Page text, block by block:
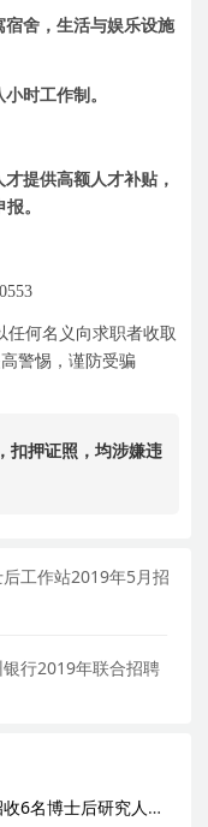
舍，生活与娱乐设施
时工作制。
提供高额人才补贴，
。
任何名义向求职者收取
警惕，谨防受骗
扣押证照，均涉嫌违
工作站2019年5月招
行2019年联合招聘
中国建筑科学研究院有限公司2026年招收6名博士后研究人员简章